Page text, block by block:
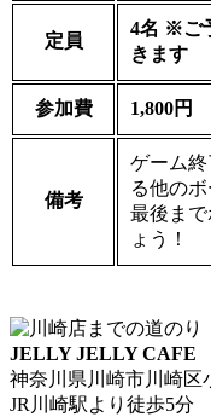
定員
4名 ※ご
きます
参加費 1,800円
備考
ゲーム
る他の
最後ま
ょう！
JELLY JELLY CAFE
神奈川県川崎市川崎区
JR川崎駅より徒歩5分